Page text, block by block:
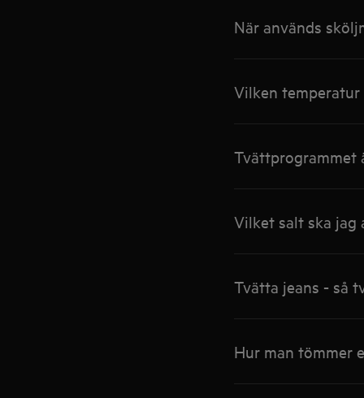
När används
Vilken
Tvättprogrammet
Vilket salt ska jag
Tvätta jeans - så
Hur man tömmer